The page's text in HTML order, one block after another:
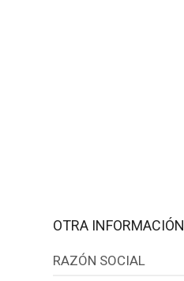
OTRA INFORMACIÓN
RAZÓN SOCIAL